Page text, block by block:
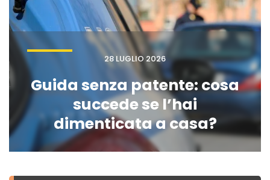
28 LUGLIO 2026
Guida senza patente: cosa
succede se l’hai
dimenticata a casa?